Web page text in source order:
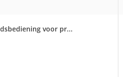
voor pr...